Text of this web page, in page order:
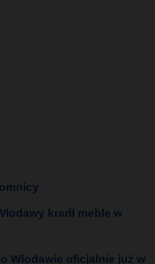
kradł meble w
Włodawie oficjalnie już w